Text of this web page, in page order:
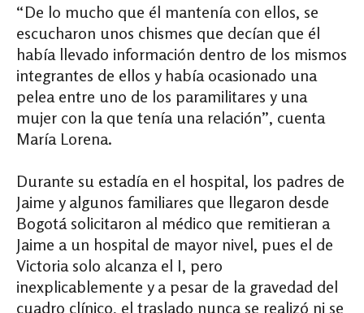
“De lo mucho que él mantenía con ellos, se
escucharon unos chismes que decían que él
había llevado información dentro de los mismos
integrantes de ellos y había ocasionado una
pelea entre uno de los paramilitares y una
mujer con la que tenía una relación”, cuenta
María Lorena.
Durante su estadía en el hospital, los padres de
Jaime y algunos familiares que llegaron desde
Bogotá solicitaron al médico que remitieran a
Jaime a un hospital de mayor nivel, pues el de
Victoria solo alcanza el I, pero
inexplicablemente y a pesar de la gravedad del
cuadro clínico, el traslado nunca se realizó ni se